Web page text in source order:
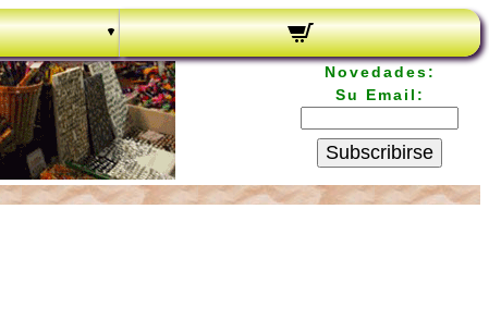
Novedades:
Su Email:
Subscribirse